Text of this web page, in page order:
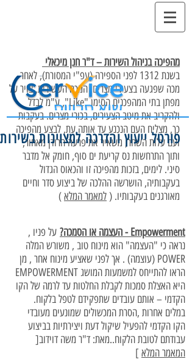
פורטל ייעוץ והדרכה למצוינות בשירות
מהפיכה בניהול השירות – ד"ר חנן מיכאלי
בשנת 1312 לפני הספירה (עפ"י המסורת), לאחר
מכה שפגעה בצעירי מצרים, המכה העשירית, צויר על
מפתן בתי המהפכנים הסימן "Like", ע"מ לבדל
ולהקריב את מיטב הצעירים, בכורי מצרים. בעקבות
כך, מצליח העם הנכנע עד אותה עת, לבצע מהפיכה
ועם עלות השחר, משאיר את פרעה הרודן מאחור,
ותוך התרחשות נס קריעת ים סוף, חומק אל מדבר
סיני. לימים, בזכות מהפיכה זו והכאוס הגדול
בעקבותיה, הושרשה ההלכה של ביצוע סדר וחיים
מאורגנים בעקבותיו. ( למאמר המלא)
Empowerment - העצמה או הסמכה?
על פניו ,
נראה כי "העצמה" הוא מינוח טוב , משורש המלה
POWER (עוצמה) . אך לפני שאציע מינוח אחר , מן
הראו להתייחס למשמעות המושג EMPOWERMENT
היא האצלת סמכות לקבלת החלטות עד לרמה של הקו
הקדמי – אותם עובדים שתפקידם לטפל בלקוח.
במלים אחרות ,הסרת המכשולים שמונעים מעובדי
הקו הקדמי להפעיל שיקול דעת ויצירתיות בביצוע
עבודתם לטובת הלקוח..מאת: ד"ר משה דוידוב[
המאמר המלא ]